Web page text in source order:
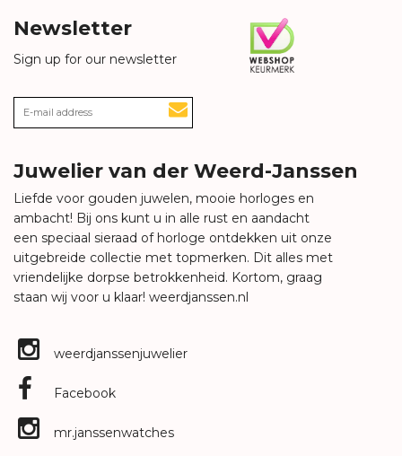
Newsletter
Sign up for our newsletter
Juwelier van der Weerd-Janssen
Liefde voor gouden juwelen, mooie horloges en
ambacht! Bij ons kunt u in alle rust en aandacht
een speciaal sieraad of horloge ontdekken uit onze
uitgebreide collectie met topmerken. Dit alles met
vriendelijke dorpse betrokkenheid. Kortom, graag
staan wij voor u klaar! weerdjanssen.nl
weerdjanssenjuwelier
Facebook
mr.janssenwatches